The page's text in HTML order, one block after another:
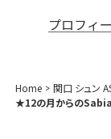
プロフィ
Home
関口 シュン
★12の月からの